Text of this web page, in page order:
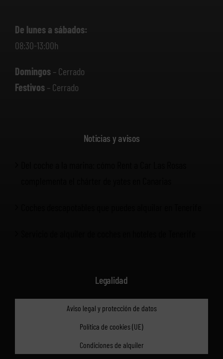
De lunes a sábados:
08:30-13:00h
Domingos– Cerrado
Festivos– Cerrado
Noticias y avisos
Legalidad
Aviso legal y protección de datos
Política de cookies (UE)
Condiciones de alquiler